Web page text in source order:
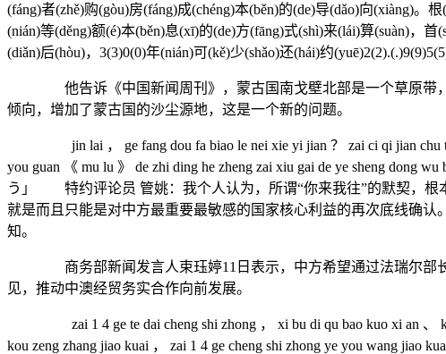
(fáng)者(zhě)购(gòu)房(fáng)成(chéng)本(běn)的(de)导(dǎo)向(xiàng)。
(nián)等(děng)额(é)本(běn)息(xī)的(de)方(fāng)式(shì)来(lái)算(suàn)，
(diǎn)后(hòu)，3(3)0(0)年(nián)可(kě)少(shǎo)还(hái)约
他告诉《中国新闻周刊》，蒙古国南戈壁北部是一个草原带，
倾向，增加了蒙古国的沙尘源地，这是一个新的问题。
jin lai ， ge fang dou fa biao le nei xie yi jian ？ zai ci qi jian chu tai
you guan 《 mu lu 》 de zhi ding he zheng zai xiu gai de ye sheng dong
う」 特约评论员 管姚：我个人认为，所谓“你来我往”的默契，根
就是而且只能是对中方最重要最敏感的国家核心利益的再次底线确
知。
商务部新闻发言人束珏婷11日表示，中方希望通过法瑞尔部长
见，推动中澳经贸务实合作向前发展。
zai 1 4 ge te dai cheng shi zhong ， xi bu di qu bao kuo xi an 、 kun
kou zeng zhang jiao kuai ， zai 1 4 ge cheng shi zhong ye you wang jiao